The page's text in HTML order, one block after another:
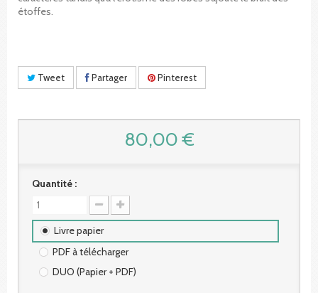
étoffes.
Tweet Partager Pinterest
80,00 €
Quantité :
Livre papier
PDF à télécharger
DUO (Papier + PDF)